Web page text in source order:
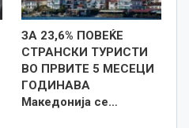
ЗА 23,6% ПОВЕЌЕ
СТРАНСКИ ТУРИСТИ
ВО ПРВИТЕ 5 МЕСЕЦИ
ГОДИНАВА
Македонија се…